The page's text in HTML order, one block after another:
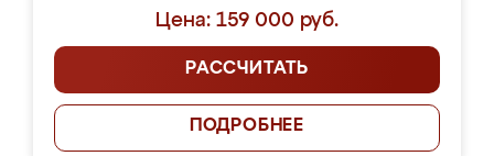
Цена: 159 000 руб.
РАССЧИТАТЬ
ПОДРОБНЕЕ